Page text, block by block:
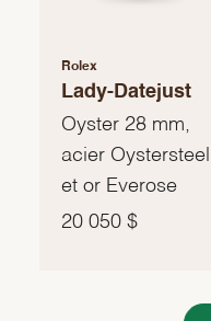
Rolex
Lady-Datejust
Oyster 28 mm,
acier Oystersteel
et or Everose
20 050 $